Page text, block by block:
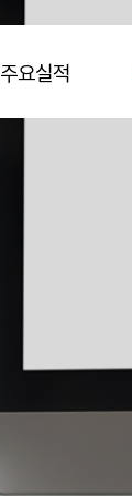
주요실적